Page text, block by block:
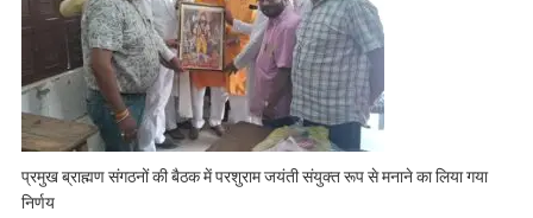
प्रमुख ब्राह्मण संगठनों की बैठक में परशुराम जयंती संयुक्त रूप से मनाने का लिया गया
निर्णय